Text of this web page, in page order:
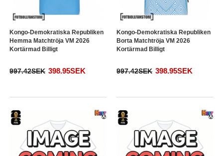
Kongo-Demokratiska Republiken
Hemma Matchtröja VM 2026
Kortärmad Billigt
997.42SEK 398.95SEK
Kongo-Demokratiska Republiken
Borta Matchtröja VM 2026
Kortärmad Billigt
997.42SEK 398.95SEK